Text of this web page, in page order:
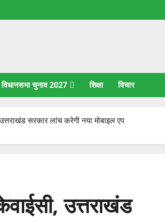
विधानसभा चुनाव 2027 शिक्षा विचार
सरकार लांच करेगी नया मोबाइल एप
उत्तराखंड